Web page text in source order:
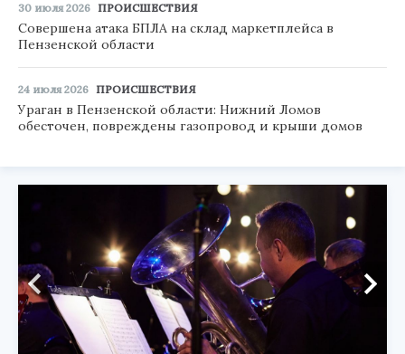
30 июля 2026 ПРОИСШЕСТВИЯ
Совершена атака БПЛА на склад маркетплейса в
Пензенской области
24 июля 2026 ПРОИСШЕСТВИЯ
Ураган в Пензенской области: Нижний Ломов
обесточен, повреждены газопровод и крыши домов